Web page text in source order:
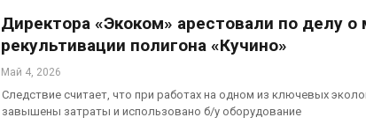
Директора «Экоком» арестовали по делу
рекультивации полигона «Кучино»
Май 4, 2026
Следствие считает, что при работах на одном из ключевых
завышены затраты и использовано б/у оборудование